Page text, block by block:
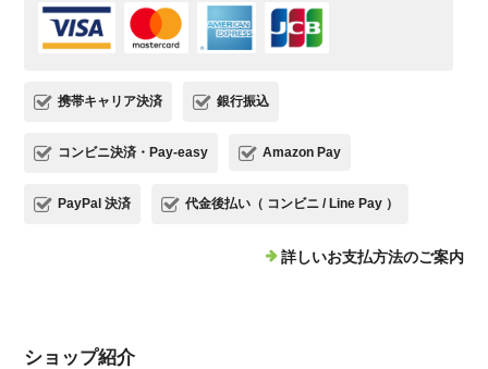
携帯キャリア決済 銀行振込
コンビニ決済・Pay-easy Amazon Pay
PayPal 決済 代金後払い（ コンビニ / Line Pay ）
詳しいお支払方法のご案内
ショップ紹介